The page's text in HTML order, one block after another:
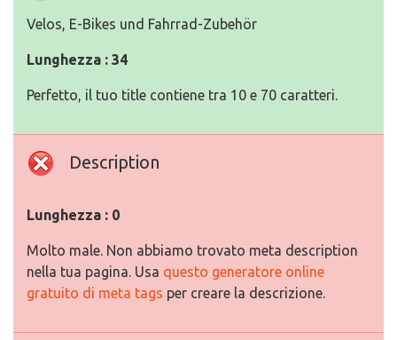
Velos, E-Bikes und Fahrrad-Zubehör
Lunghezza : 34
Perfetto, il tuo title contiene tra 10 e 70 caratteri.
Description
Lunghezza : 0
Molto male. Non abbiamo trovato meta description
nella tua pagina. Usa questo generatore online
gratuito di meta tags per creare la descrizione.